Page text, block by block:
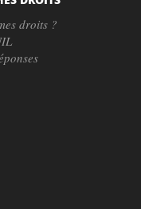
droits ?